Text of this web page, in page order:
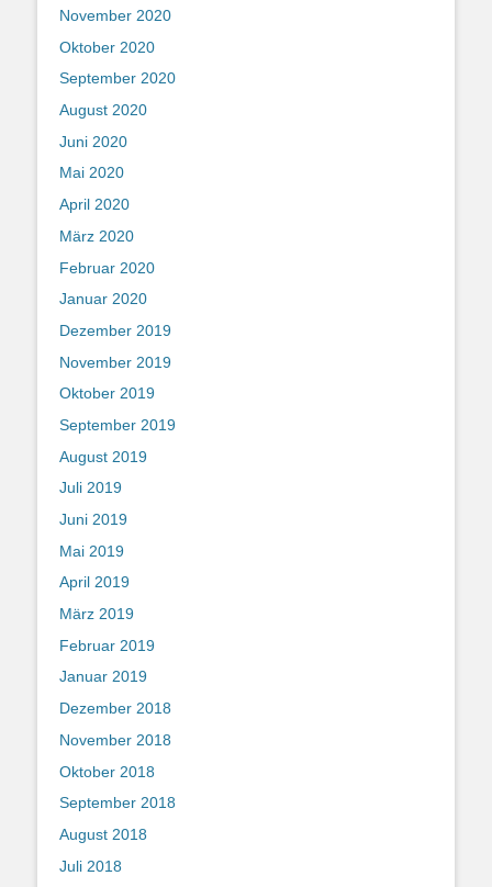
November 2020
Oktober 2020
September 2020
August 2020
Juni 2020
Mai 2020
April 2020
März 2020
Februar 2020
Januar 2020
Dezember 2019
November 2019
Oktober 2019
September 2019
August 2019
Juli 2019
Juni 2019
Mai 2019
April 2019
März 2019
Februar 2019
Januar 2019
Dezember 2018
November 2018
Oktober 2018
September 2018
August 2018
Juli 2018